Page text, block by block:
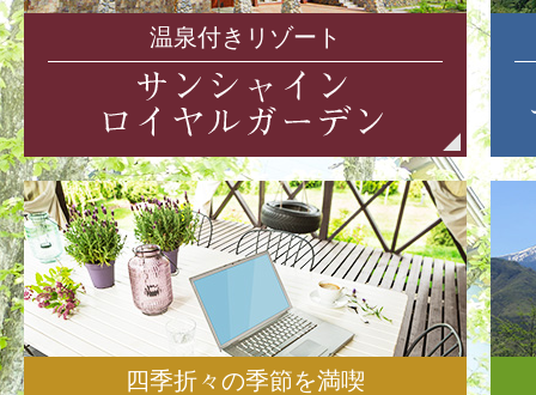
温泉付きリゾート
四季折々の季節を満喫